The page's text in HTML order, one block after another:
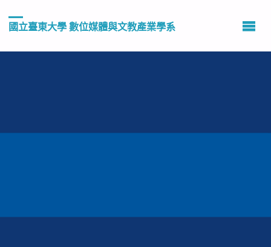
國立臺東大學 數位媒體與文教產業學系